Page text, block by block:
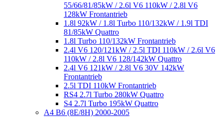
55/66/81/85kW / 2.6l V6 110kW / 2.8l V6
128kW Frontantrieb
1.8l 92kW / 1.8l Turbo 110/132kW / 1.9l TDI
81/85kW Quattro
1.8l Turbo 110/132kW Frontantrieb
2.4l V6 120/121kW / 2.5l TDI 110kW / 2.6l V6
110kW / 2.8l V6 128/142kW Quattro
2.4l V6 121kW / 2.8l V6 30V 142kW
Frontantrieb
2.5l TDI 110kW Frontantrieb
RS4 2.7l Turbo 280kW Quattro
S4 2.7l Turbo 195kW Quattro
A4 B6 (8E/8H) 2000-2005